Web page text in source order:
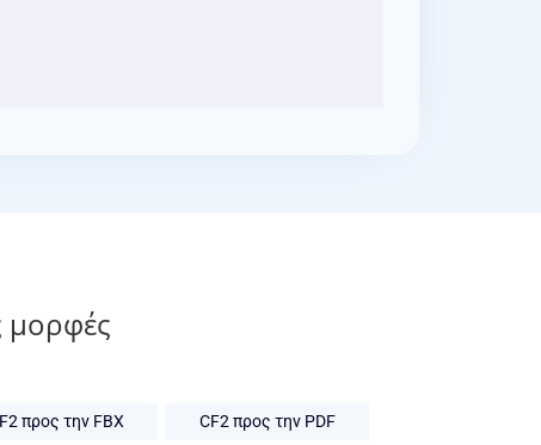
μορφές
προς την FBX CF2 προς την PDF